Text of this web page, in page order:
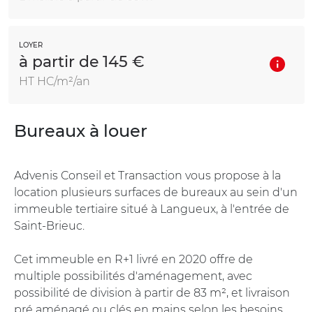
LOYER
à partir de 145 €
HT HC/m²/an
Bureaux à louer
Advenis Conseil et Transaction vous propose à la
location plusieurs surfaces de bureaux au sein d'un
immeuble tertiaire situé à Langueux, à l'entrée de
Saint-Brieuc.
Cet immeuble en R+1 livré en 2020 offre de
multiple possibilités d'aménagement, avec
possibilité de division à partir de 83 m², et livraison